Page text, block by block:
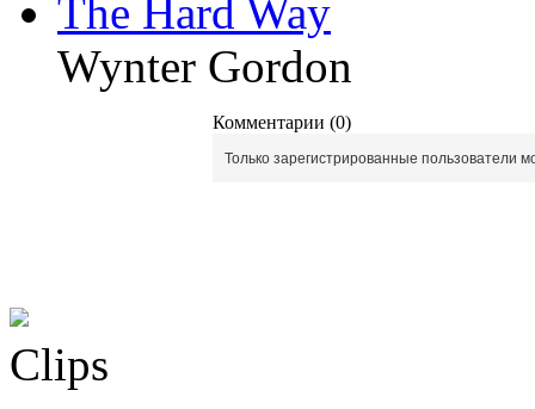
The Hard Way
Wynter Gordon
Комментарии (0)
Только зарегистрированные пользователи
Clips